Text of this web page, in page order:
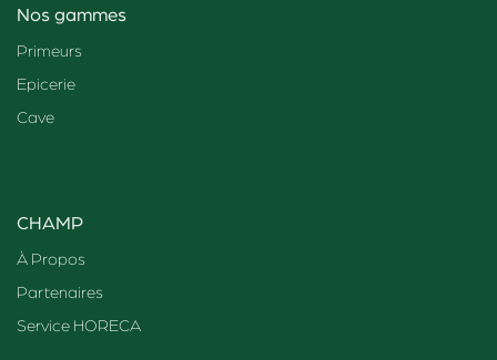
Nos gammes
Primeurs
Epicerie
Cave
CHAMP
À Propos
Partenaires
Service HORECA